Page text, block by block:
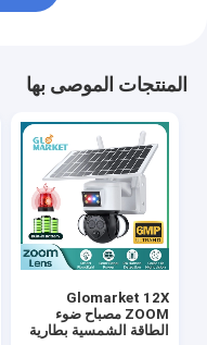
المنتجات الموصى بها
Glomarket 12X
ZOOM مصباح ضوء
الطاقة الشمسية بطارية